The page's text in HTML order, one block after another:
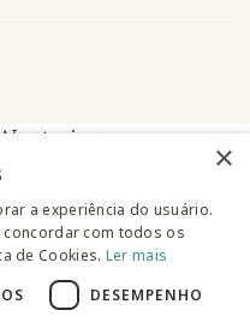
×
a experiência do usuário.
com todos os
de Cookies. Ler mais
DESEMPENHO